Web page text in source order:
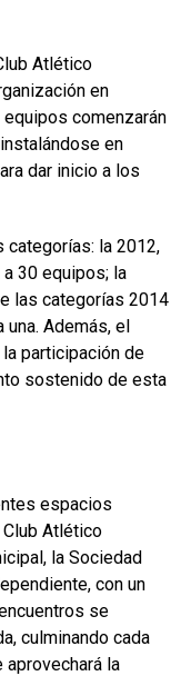
Atlético
en
comenzarán
en
dar inicio a los
categorías: la 2012,
30 equipos; la
las categorías 2014
Además, el
participación de
sostenido de esta
espacios
Atlético
la Sociedad
con un
se
culminando cada
la